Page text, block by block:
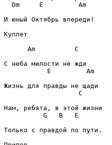
Dm
E
Am
И юный Октябрь впереди!
Куплет
Am
C
E
Am
C
G
B
E
Только с правдой по пути.